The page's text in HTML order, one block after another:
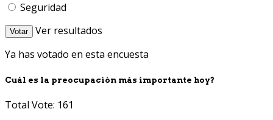
Seguridad
Votar
Ver resultados
Ya has votado en esta encuesta
Cuál es la preocupación más importante hoy?
Total Vote: 161